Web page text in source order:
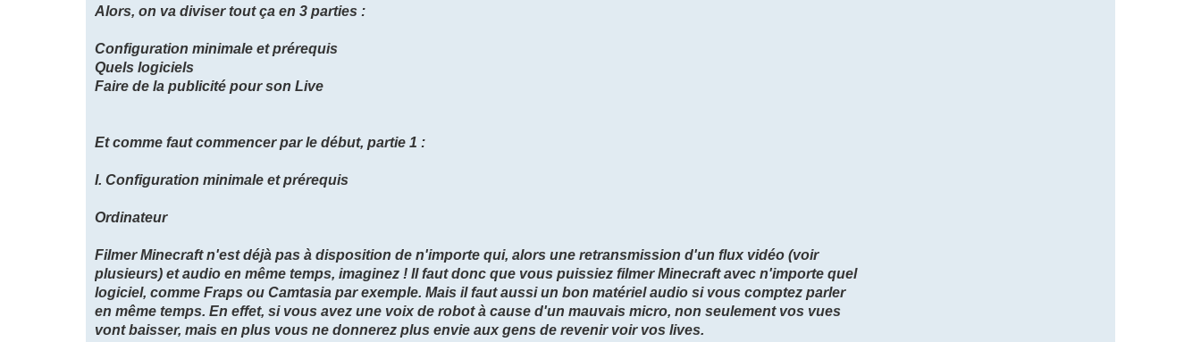
Alors, on va diviser tout ça en 3 parties :
Configuration minimale et prérequis
Quels logiciels
Faire de la publicité pour son Live
Et comme faut commencer par le début, partie 1 :
I. Configuration minimale et prérequis
Ordinateur
Filmer Minecraft n'est déjà pas à disposition de n'importe qui, alors une retransmission d'un flux vidéo (voir
plusieurs) et audio en même temps, imaginez ! Il faut donc que vous puissiez filmer Minecraft avec n'importe quel
logiciel, comme Fraps ou Camtasia par exemple. Mais il faut aussi un bon matériel audio si vous comptez parler
en même temps. En effet, si vous avez une voix de robot à cause d'un mauvais micro, non seulement vos vues
vont baisser, mais en plus vous ne donnerez plus envie aux gens de revenir voir vos lives.